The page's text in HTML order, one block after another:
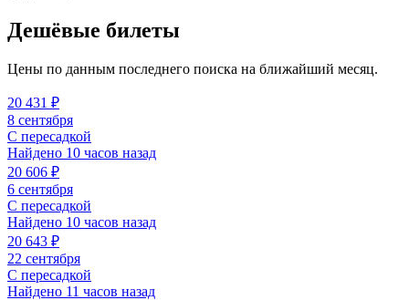
Дешёвые билеты
Цены по данным последнего поиска на ближайший месяц.
20 431 ₽
8 сентября
С пересадкой
Найдено 10 часов назад
20 606 ₽
6 сентября
С пересадкой
Найдено 10 часов назад
20 643 ₽
22 сентября
С пересадкой
Найдено 11 часов назад